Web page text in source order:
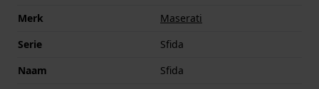
Merk
Maserati
Serie
Sfida
Naam
Sfida